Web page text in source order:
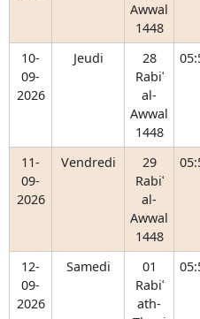
Awwal
1448
10-
09-
2026
Jeudi
28
Rabiʿ
al-
Awwal
1448
11-
09-
2026
Vendredi
29
Rabiʿ
al-
Awwal
1448
12-
09-
2026
Samedi
01
Rabiʿ
ath-